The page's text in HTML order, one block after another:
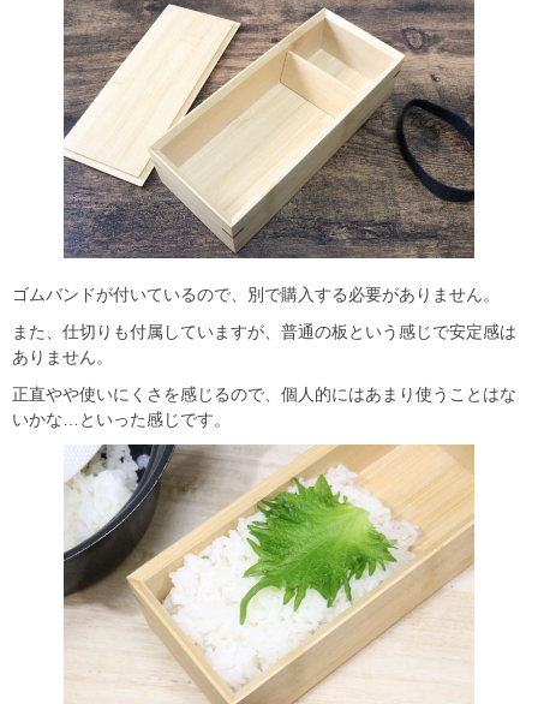
ゴムバンドが付いているので、別で購入する必要がありません。
また、仕切りも付属していますが、普通の板という感じで安定感は
ありません。
正直やや使いにくさを感じるので、個人的にはあまり使うことはな
いかな…といった感じです。